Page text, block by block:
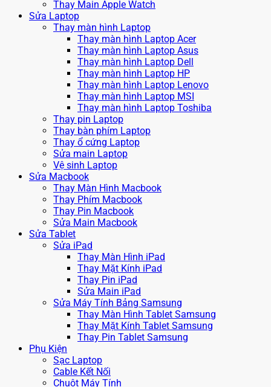
Thay Main Apple Watch
Sửa Laptop
Thay màn hình Laptop
Thay màn hình Laptop Acer
Thay màn hình Laptop Asus
Thay màn hình Laptop Dell
Thay màn hình Laptop HP
Thay màn hình Laptop Lenovo
Thay màn hình Laptop MSI
Thay màn hình Laptop Toshiba
Thay pin Laptop
Thay bàn phím Laptop
Thay ổ cứng Laptop
Sửa main Laptop
Vệ sinh Laptop
Sửa Macbook
Thay Màn Hình Macbook
Thay Phím Macbook
Thay Pin Macbook
Sửa Main Macbook
Sửa Tablet
Sửa iPad
Thay Màn Hình iPad
Thay Mặt Kính iPad
Thay Pin iPad
Sửa Main iPad
Sửa Máy Tính Bảng Samsung
Thay Màn Hình Tablet Samsung
Thay Mặt Kính Tablet Samsung
Thay Pin Tablet Samsung
Phụ Kiện
Sạc Laptop
Cable Kết Nối
Chuột Máy Tính